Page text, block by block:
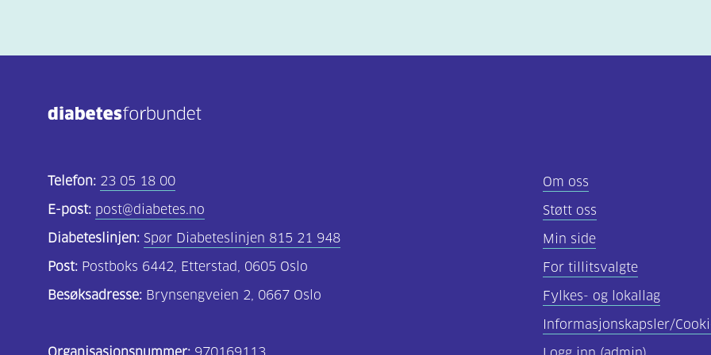
Telefon: 23 05 18 00
E-post: post@diabetes.no
Diabeteslinjen: Spør Diabeteslinjen 815 21 948
Post: Postboks 6442, Etterstad, 0605 Oslo
Besøksadresse: Brynsengveien 2, 0667 Oslo
Om oss
Støtt oss
Min side
For tillitsvalgte
Fylkes- og lokallag
Informasjonskapsler/